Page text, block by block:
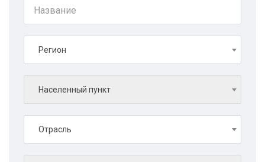
Регион
Населенный пункт
Отрасль